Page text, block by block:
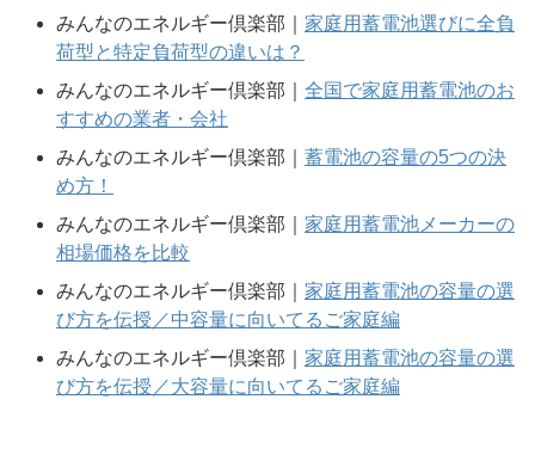
みんなのエネルギー倶楽部｜ 家庭用蓄電池選びに全負
荷型と特定負荷型の違いは？
みんなのエネルギー倶楽部｜ 全国で家庭用蓄電池のお
すすめの業者・会社
みんなのエネルギー倶楽部｜ 蓄電池の容量の5つの決
め方！
みんなのエネルギー倶楽部｜ 家庭用蓄電池メーカーの
相場価格を比較
みんなのエネルギー倶楽部｜ 家庭用蓄電池の容量の選
び方を伝授／中容量に向いてるご家庭編
みんなのエネルギー倶楽部｜ 家庭用蓄電池の容量の選
び方を伝授／大容量に向いてるご家庭編